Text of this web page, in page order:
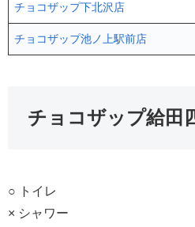
チョコザップ下北沢店
チョコザップ池ノ上駅前店
チョコザップ給田
○ トイレ
× シャワー